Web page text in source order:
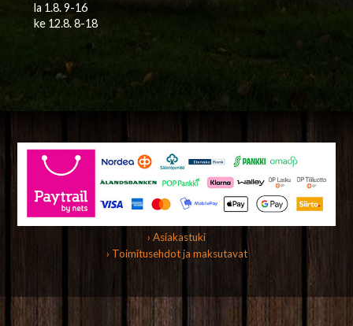
la 1.8. 9-16
ke 12.8. 8-18
› Asiakastuki
› Toimitusehdot ja maksutavat